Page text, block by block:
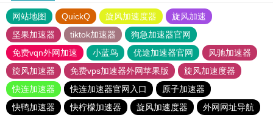
网站地图 QuickQ 旋风加速度器
旋风加速
坚果加速器
tiktok加速器
狗急加速器官网
免费vqn外网加速
小蓝鸟 优途加速器官网
风驰加速器
旋风加速器
免费vps加速器外网苹果版
旋风加速度器
快连加速器
快连加速器官网入口
原子加速器
快鸭加速器
快柠檬加速器 旋风加速度器
外网网址导航